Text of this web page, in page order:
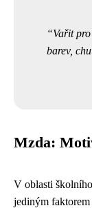
Vařit
barev,
Mzda:
V oblasti
jediným